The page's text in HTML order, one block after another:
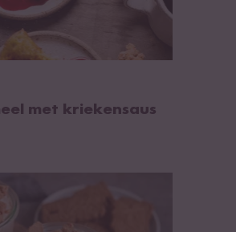
met kriekensaus